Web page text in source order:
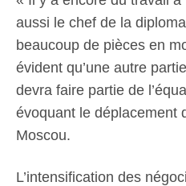
aussi le chef de la
beaucoup de pièces en
évident qu’une autre
devra faire partie de
évoquant le déplacement
Moscou.
L’intensification des